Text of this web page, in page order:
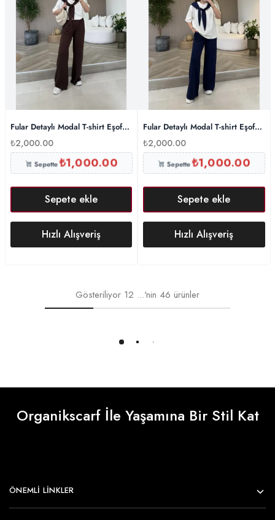
Fular Detaylı Modal T-shirt Eşofman Takım – Kahverengi
₺2,000.00
Sepette₺1,000.00
Sepete ekle
Hızlı Alışveriş
Fular Detaylı Modal T-shirt Eşofman
₺2,000.00
Sepette₺1,000.00
Sepete ekle
Hızlı Alışveriş
Gösteriliyor 12 ...'nin 46 ürünler
Daha Fazlasını Yükle
Organikscarf İle Yaşamına Bir Stil Kat
ÖNEMLI LINKLER